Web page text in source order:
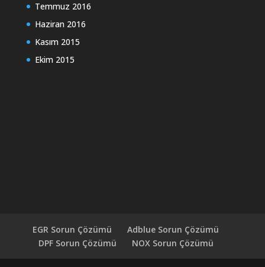
Temmuz 2016
Haziran 2016
Kasım 2015
Ekim 2015
EGR Sorun Çözümü
Adblue Sorun Çözümü
DPF Sorun Çözümü
NOX Sorun Çözümü